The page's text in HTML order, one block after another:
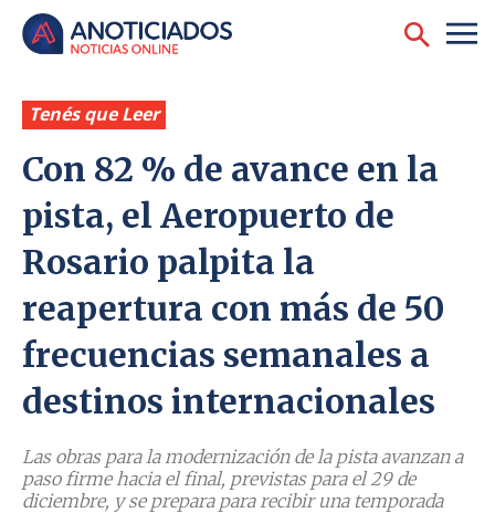
Tenés que Leer
Con 82 % de avance en la
pista, el Aeropuerto de
Rosario palpita la
reapertura con más de 50
frecuencias semanales a
destinos internacionales
Las obras para la modernización de la pista avanzan a
paso firme hacia el final, previstas para el 29 de
diciembre, y se prepara para recibir una temporada